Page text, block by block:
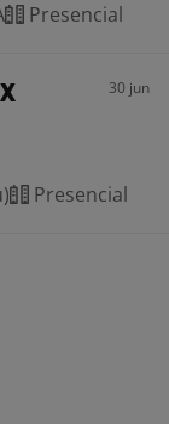
Presencial
30 jun
Presencial